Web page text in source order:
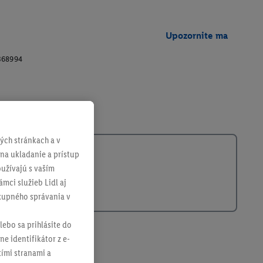
Upozornite ma
stránkach a v
ukladanie a prístup
s vaším
služieb Lidl aj
správania v
sa prihlásite do
identifikátor z e-
stranami a